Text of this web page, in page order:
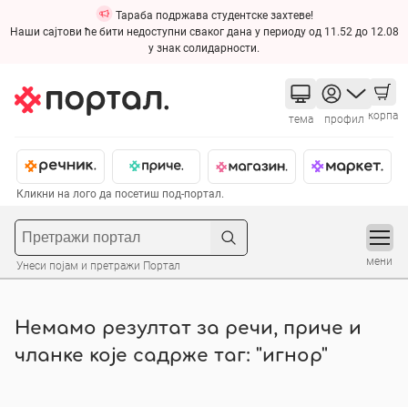
Тараба подржава студентске захтеве!
Наши сајтови ће бити недоступни сваког дана у периоду од 11.52 до 12.08
у знак солидарности.
тема профил корпа
Кликни на лого да посетиш под-портал.
Унеси појам и претражи Портал мени
Немамо резултат за речи, приче и
чланке које садрже таг: "игнор"